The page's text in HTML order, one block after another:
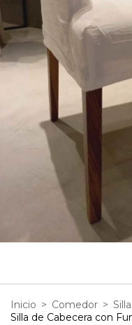
Inicio > Comedor >
Silla de Cabecera con